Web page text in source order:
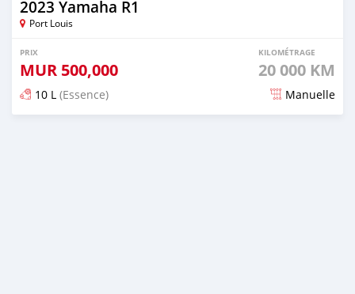
2023 Yamaha R1
Port Louis
PRIX
MUR 500,000
KILOMÉTRAGE
20 000 KM
10 L (Essence) Manuelle